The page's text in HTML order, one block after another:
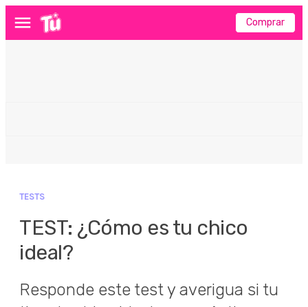
Menú Comprar
TESTS
TEST: ¿Cómo es tu chico
ideal?
Responde este test y averigua si tu